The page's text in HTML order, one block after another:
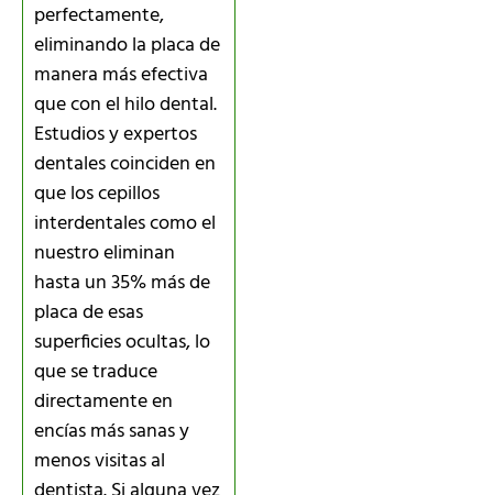
perfectamente,
eliminando la placa de
manera más efectiva
que con el hilo dental.
Estudios y expertos
dentales coinciden en
que los cepillos
interdentales como el
nuestro eliminan
hasta un 35% más de
placa de esas
superficies ocultas, lo
que se traduce
directamente en
encías más sanas y
menos visitas al